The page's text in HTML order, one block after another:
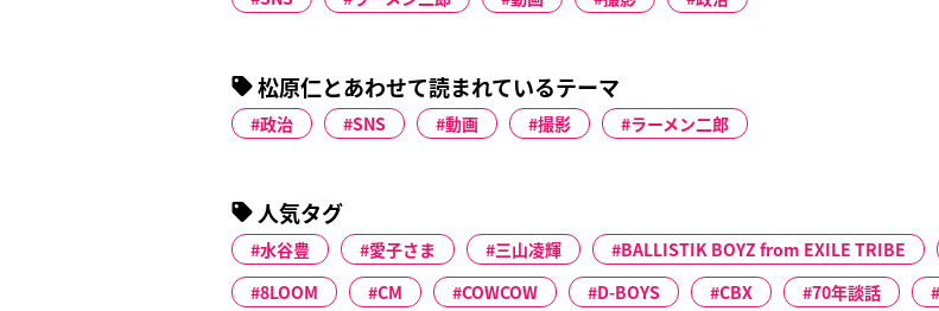
松原仁とあわせて読まれているテーマ
政治 SNS 動画 撮影 ラーメン二郎
人気タグ
水谷豊 愛子さま 三山凌輝 BALLISTIK BOYZ from EXILE TRIBE
8LOOM
CM COWCOW D-BOYS CBX 70年談話